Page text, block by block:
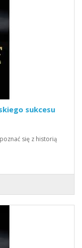
sukcesu
się z historią